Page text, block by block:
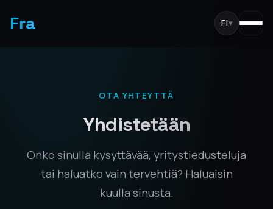
Fra FI▾
OTA YHTEYTTÄ
Yhdistetään
Onko sinulla kysyttävää, yritystiedusteluja
tai haluatko vain tervehtiä? Haluaisin
kuulla sinusta.